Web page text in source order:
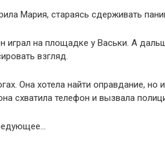
Мария, стараясь сдерживать
на площадке у Васьки. А
взгляд.
Она хотела найти оправдание,
схватила телефон и вызвала